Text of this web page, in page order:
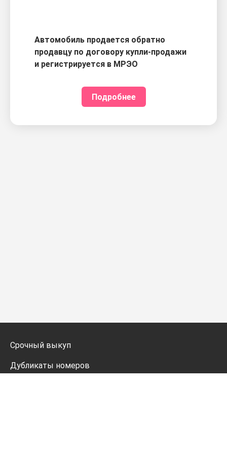
Автомобиль продается обратно
продавцу по договору купли-продажи
и регистрируется в МРЭО
Подробнее
Срочный выкуп
Дубликаты номеров